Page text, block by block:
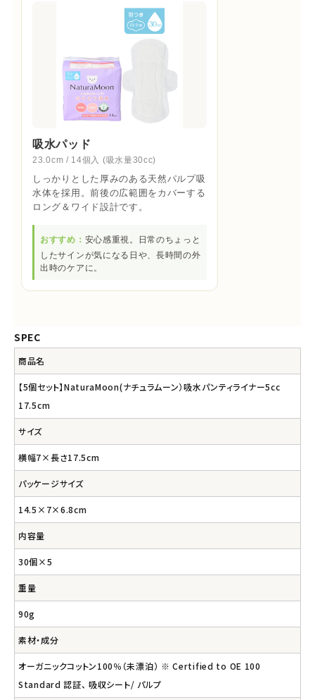
吸水パッド
23.0cm / 14個入 (吸水量30cc)
しっかりとした厚みのある天然パルプ吸
水体を採用。前後の広範囲をカバーする
ロング＆ワイド設計です。
おすすめ： 安心感重視。日常のちょっと
したサインが気になる日や、長時間の外
出時のケアに。
SPEC
商品名
【5個セット】NaturaMoon(ナチュラムーン）吸水パンティライナー5cc
17.5cm
サイズ
横幅7×長さ17.5cm
パッケージサイズ
14.5×7×6.8cm
内容量
30個×5
重量
90g
素材・成分
オーガニックコットン100％（未漂泊） ※ Certified to OE 100
Standard 認証、 吸収シート/ パルプ